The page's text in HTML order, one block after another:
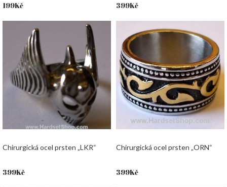
199Kč 399Kč
Chirurgická ocel prsten „LKR“
399Kč
Chirurgická ocel prsten „ORN“
399Kč